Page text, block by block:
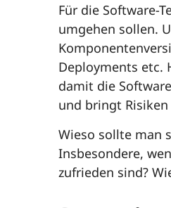
Für die Software-
umgehen sollen.
Deployments etc.
damit die
und bringt
Wieso sollte man
Insbesondere,
zufrieden sind?